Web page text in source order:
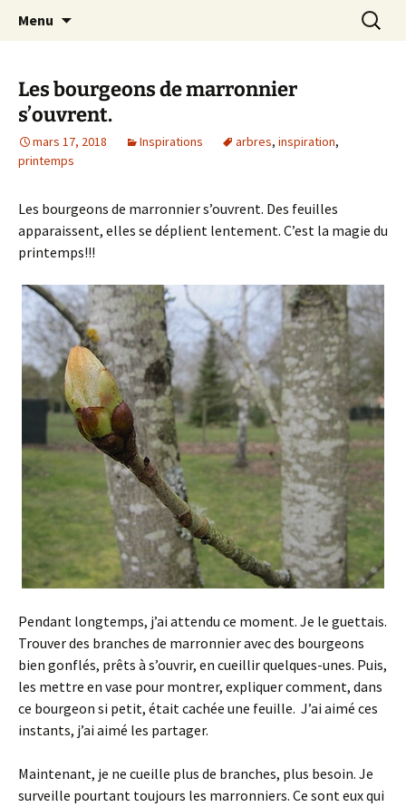
filsetcrayons
Le blog de Sophie A
Menu
Les bourgeons de marronnier
s’ouvrent.
mars 17, 2018 Inspirations arbres, inspiration,
printemps
Les bourgeons de marronnier s’ouvrent. Des feuilles
apparaissent, elles se déplient lentement. C’est la magie du
printemps!!!
Pendant longtemps, j’ai attendu ce moment. Je le guettais.
Trouver des branches de marronnier avec des bourgeons
bien gonflés, prêts à s’ouvrir, en cueillir quelques-unes. Puis,
les mettre en vase pour montrer, expliquer comment, dans
ce bourgeon si petit, était cachée une feuille. J’ai aimé ces
instants, j’ai aimé les partager.
Maintenant, je ne cueille plus de branches, plus besoin. Je
surveille pourtant toujours les marronniers. Ce sont eux qui